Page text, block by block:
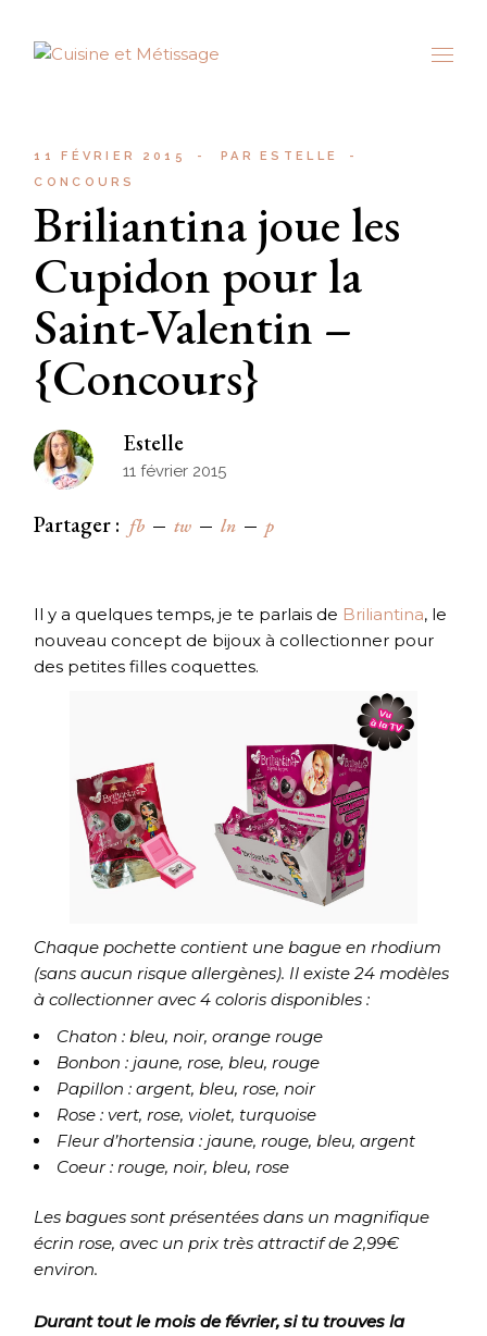
content
11 FÉVRIER 2015 PAR
ESTELLE
CONCOURS
Briliantina joue les
Cupidon pour la
Saint-Valentin –
{Concours}
Estelle
11 février 2015
Partager : fb tw ln p
Il y a quelques temps, je te parlais de Briliantina, le
nouveau concept de bijoux à collectionner pour
des petites filles coquettes.
Chaque pochette contient une bague en rhodium
(sans aucun risque allergènes). Il existe 24 modèles
à collectionner avec 4 coloris disponibles :
Chaton : bleu, noir, orange rouge
Bonbon : jaune, rose, bleu, rouge
Papillon : argent, bleu, rose, noir
Rose : vert, rose, violet, turquoise
Fleur d’hortensia : jaune, rouge, bleu, argent
Coeur : rouge, noir, bleu, rose
Les bagues sont présentées dans un magnifique
écrin rose, avec un prix très attractif de 2,99€
environ.
Durant tout le mois de février, si tu trouves la